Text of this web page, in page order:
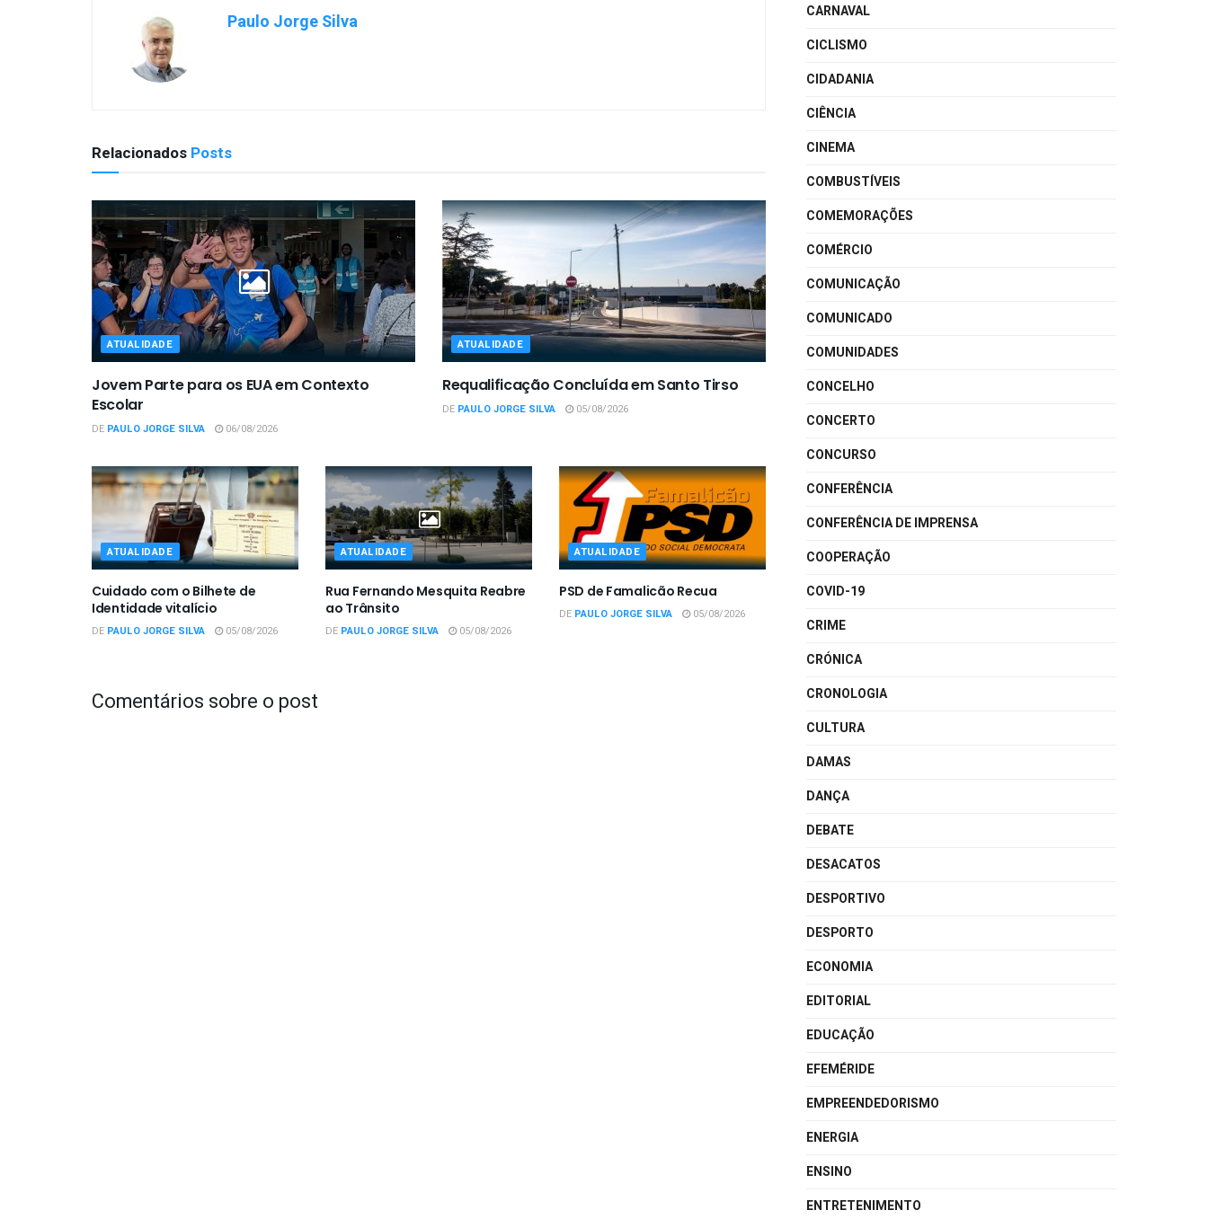
Paulo Jorge Silva
Relacionados Posts
ATUALIDADE
Jovem Parte para os EUA em Contexto
Escolar
DE PAULO JORGE SILVA 06/08/2026
ATUALIDADE
Requalificação Concluída em Santo Tirso
DE PAULO JORGE SILVA 05/08/2026
ATUALIDADE
Cuidado com o Bilhete de
Identidade vitalício
DE PAULO JORGE SILVA 05/08/2026
ATUALIDADE
Rua Fernando Mesquita Reabre
ao Trânsito
DE PAULO JORGE SILVA 05/08/2026
ATUALIDADE
PSD de Famalicão Recua
DE PAULO JORGE SILVA 05/08/2026
Comentários sobre o post
CARNAVAL
CICLISMO
CIDADANIA
CIÊNCIA
CINEMA
COMBUSTÍVEIS
COMEMORAÇÕES
COMÉRCIO
COMUNICAÇÃO
COMUNICADO
COMUNIDADES
CONCELHO
CONCERTO
CONCURSO
CONFERÊNCIA
CONFERÊNCIA DE IMPRENSA
COOPERAÇÃO
COVID-19
CRIME
CRÓNICA
CRONOLOGIA
CULTURA
DAMAS
DANÇA
DEBATE
DESACATOS
DESPORTIVO
DESPORTO
ECONOMIA
EDITORIAL
EDUCAÇÃO
EFEMÉRIDE
EMPREENDEDORISMO
ENERGIA
ENSINO
ENTRETENIMENTO